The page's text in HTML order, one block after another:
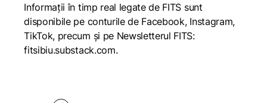
Informații în timp real legate de FITS sunt
disponibile pe conturile de Facebook, Instagram,
TikTok, precum și pe Newsletterul FITS:
fitsibiu.substack.com.